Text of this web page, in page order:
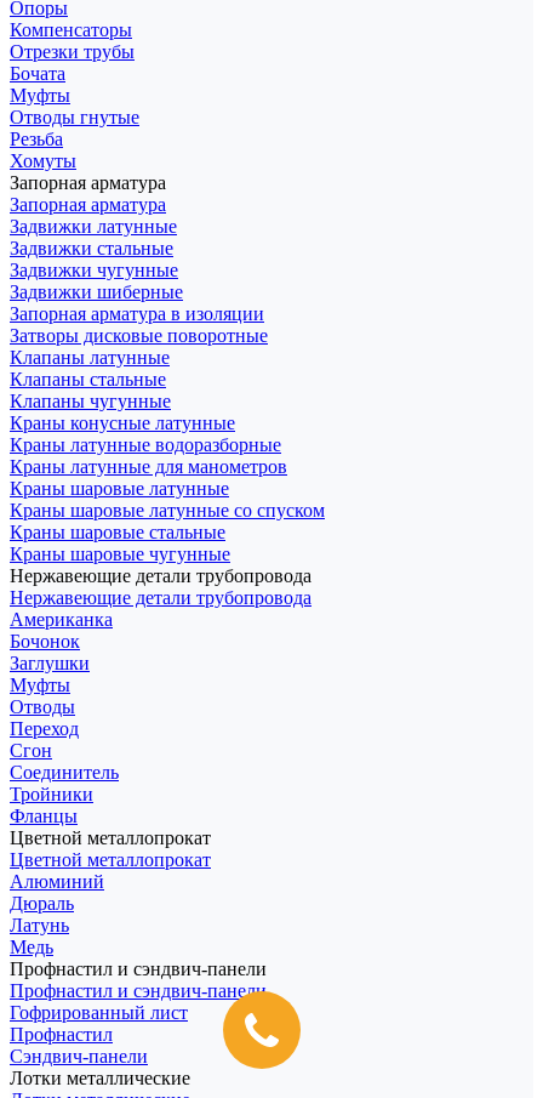
Опоры
Компенсаторы
Отрезки трубы
Бочата
Муфты
Отводы гнутые
Резьба
Хомуты
Запорная арматура
Запорная арматура
Задвижки латунные
Задвижки стальные
Задвижки чугунные
Задвижки шиберные
Запорная арматура в изоляции
Затворы дисковые поворотные
Клапаны латунные
Клапаны стальные
Клапаны чугунные
Краны конусные латунные
Краны латунные водоразборные
Краны латунные для манометров
Краны шаровые латунные
Краны шаровые латунные со спуском
Краны шаровые стальные
Краны шаровые чугунные
Нержавеющие детали трубопровода
Нержавеющие детали трубопровода
Американка
Бочонок
Заглушки
Муфты
Отводы
Переход
Сгон
Соединитель
Тройники
Фланцы
Цветной металлопрокат
Цветной металлопрокат
Алюминий
Дюраль
Латунь
Медь
Профнастил и сэндвич-панели
Профнастил и сэндвич-панели
Гофрированный лист
Профнастил
Сэндвич-панели
Лотки металлические